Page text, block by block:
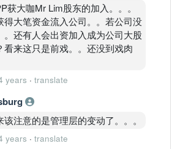
获大咖Mr Lim股东的加入。。。
得大笔资金流入公司。。若公司没
。还有人会出资加入成为公司大股
看来这只是前戏。。还没到戏肉
years · translate
该注意的是管理层的变动了。。。
years · translate